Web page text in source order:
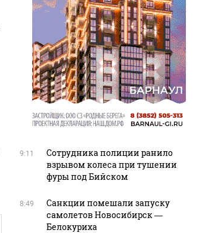
9:11
Сотрудника полиции ранило
взрывом колеса при тушении
фуры под Бийском
8:49
Санкции помешали запуску
самолетов Новосибирск —
Белокуриха